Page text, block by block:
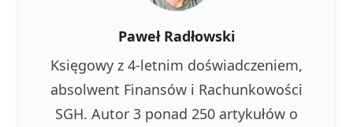
Paweł Radłowski
Księgowy z 4-letnim doświadczeniem,
absolwent Finansów i Rachunkowości
SGH. Autor 3 ponad 250 artykułów o